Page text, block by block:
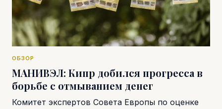
ОБЗОР
МАНИВЭЛ: Кипр добился прогресса в
борьбе с отмыванием денег
Комитет экспертов Совета Европы по оценке